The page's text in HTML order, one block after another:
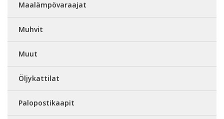
Maalämpövaraajat
Muhvit
Muut
Öljykattilat
Palopostikaapit